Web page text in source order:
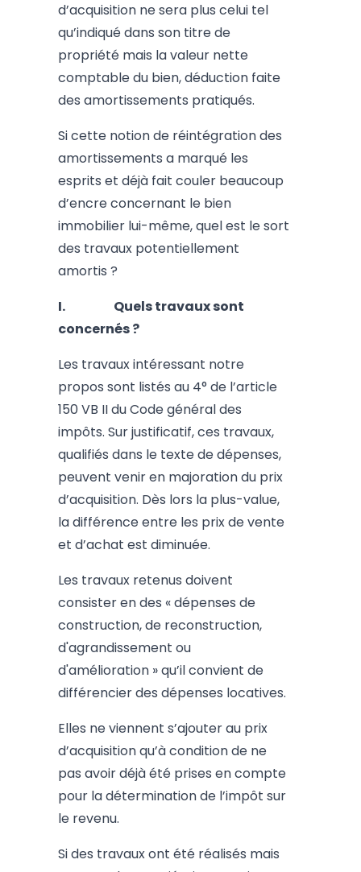
d’acquisition ne sera plus celui tel
qu’indiqué dans son titre de
propriété mais la valeur nette
comptable du bien, déduction faite
des amortissements pratiqués.
Si cette notion de réintégration des
amortissements a marqué les
esprits et déjà fait couler beaucoup
d’encre concernant le bien
immobilier lui-même, quel est le sort
des travaux potentiellement
amortis ?
I. Quels travaux sont
concernés ?
Les travaux intéressant notre
propos sont listés au 4° de l’article
150 VB II du Code général des
impôts. Sur justificatif, ces travaux,
qualifiés dans le texte de dépenses,
peuvent venir en majoration du prix
d’acquisition. Dès lors la plus-value,
la différence entre les prix de vente
et d’achat est diminuée.
Les travaux retenus doivent
consister en des « dépenses de
construction, de reconstruction,
d'agrandissement ou
d'amélioration » qu’il convient de
différencier des dépenses locatives.
Elles ne viennent s’ajouter au prix
d’acquisition qu’à condition de ne
pas avoir déjà été prises en compte
pour la détermination de l’impôt sur
le revenu.
Si des travaux ont été réalisés mais